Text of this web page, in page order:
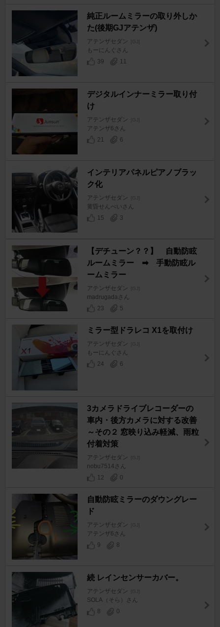
純正ルームミラーの取り外しか
た(後期GJアテンザ)
アテンザセダン [GJ]
もーにんぐさん
39
11
デジタルインナーミラー取り付
け
アテンザセダン [GJ]
アテンザ6さん
21
6
インテリアパネルピアノブラッ
ク化
アテンザセダン [GJ]
黄昏せんべいさん
15
3
【デチューン？？】 自動防眩
ルームミラー ➡ 手動防眩ル
ームミラー
アテンザセダン [GJ]
madrugadaさん
23
5
ミラー型ドラレコ X1を取付け
アテンザセダン [GJ]
もーにんぐさん
24
6
3カメラドライブレコーダーの
車内・後方カメラに対する改善
～その２ 窓映り込み軽減、雨粒
付着対策
アテンザセダン [GJ]
nobu7514さん
12
0
自動防眩ミラーのダウングレー
ド
アテンザセダン [GJ]
アテンザ6さん
9
8
続 レインセンサーカバー。
アテンザセダン [GJ]
SOLA（そら）さん
8
0